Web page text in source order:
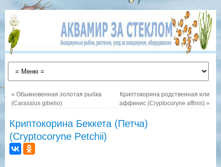
« Обыкновенная золотая рыбка
(Carassius gibelio)
Криптокорина родственная или
аффинис (Cryptocoryne affinis)»
Криптокорина Беккета (Петча)
(Cryptocoryne Petchii)